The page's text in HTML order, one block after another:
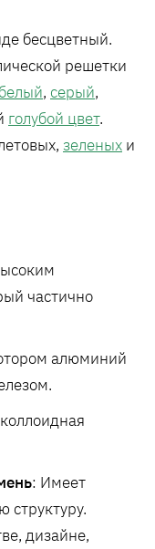
бесцветный.
решетки
белый, серый,
голубой цвет.
зеленых и
частично
алюминий
: Имеет
структуру.
дизайне,